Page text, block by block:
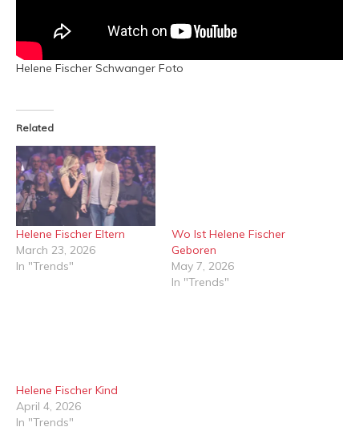
Helene Fischer Schwanger Foto
Related
Helene Fischer Eltern
March 23, 2026
In "Trends"
Wo Ist Helene Fischer
Geboren
May 7, 2026
In "Trends"
Helene Fischer Kind
April 4, 2026
In "Trends"